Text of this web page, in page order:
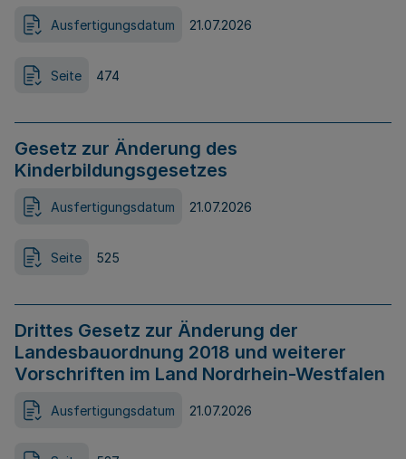
Ausfertigungsdatum 21.07.2026
Seite 474
Gesetz zur Änderung des
Kinderbildungsgesetzes
Ausfertigungsdatum 21.07.2026
Seite 525
Drittes Gesetz zur Änderung der
Landesbauordnung 2018 und weiterer
Vorschriften im Land Nordrhein-Westfalen
Ausfertigungsdatum 21.07.2026